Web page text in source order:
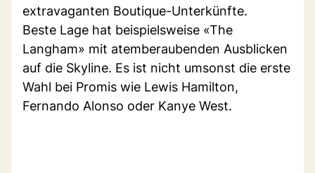
extravaganten Boutique-Unterkünfte.
Beste Lage hat beispielsweise «The
Langham» mit atemberaubenden Ausblicken
auf die Skyline. Es ist nicht umsonst die erste
Wahl bei Promis wie Lewis Hamilton,
Fernando Alonso oder Kanye West.